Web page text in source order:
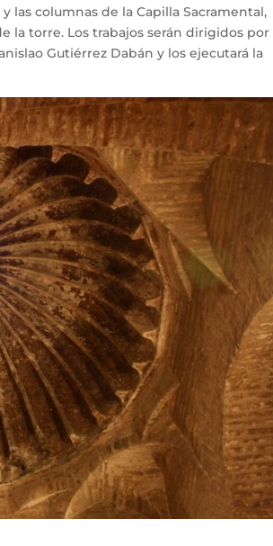
las columnas de la Capilla Sacramental,
la torre. Los trabajos serán dirigidos por
Gutiérrez Dabán y los ejecutará la